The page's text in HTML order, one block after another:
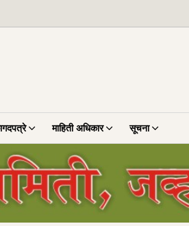
माहिती अधिकार सूचना